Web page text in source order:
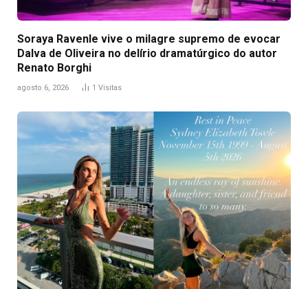
Soraya Ravenle vive o milagre supremo de evocar
Dalva de Oliveira no delírio dramatúrgico do autor
Renato Borghi
agosto 6, 2026 1 Visitas